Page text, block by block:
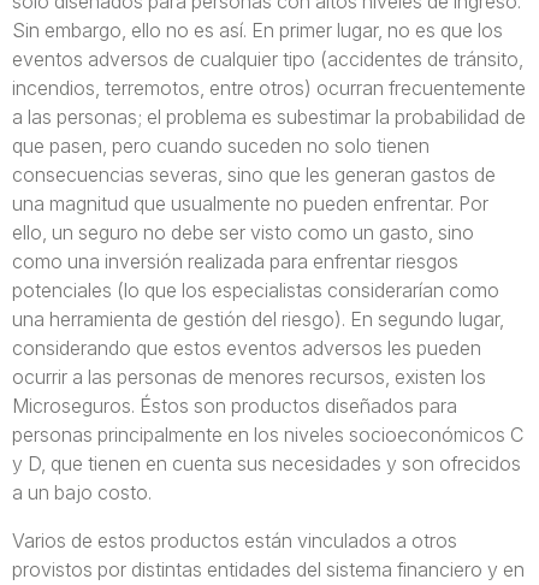
Sin embargo, ello no es así. En primer lugar, no es que los
eventos adversos de cualquier tipo (accidentes de tránsito,
incendios, terremotos, entre otros) ocurran frecuentemente
a las personas; el problema es subestimar la probabilidad de
que pasen, pero cuando suceden no solo tienen
consecuencias severas, sino que les generan gastos de
una magnitud que usualmente no pueden enfrentar. Por
ello, un seguro no debe ser visto como un gasto, sino
como una inversión realizada para enfrentar riesgos
potenciales (lo que los especialistas considerarían como
una herramienta de gestión del riesgo). En segundo lugar,
considerando que estos eventos adversos les pueden
ocurrir a las personas de menores recursos, existen los
Microseguros. Éstos son productos diseñados para
personas principalmente en los niveles socioeconómicos C
y D, que tienen en cuenta sus necesidades y son ofrecidos
a un bajo costo.
Varios de estos productos están vinculados a otros
provistos por distintas entidades del sistema financiero y en